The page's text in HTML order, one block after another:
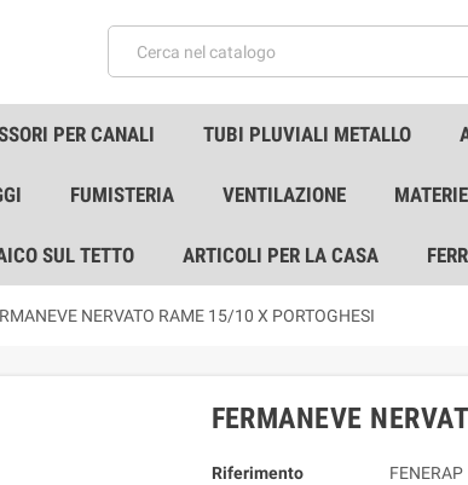
PER CANALI TUBI PLUVIALI METALLO
FUMISTERIA VENTILAZIONE
SUL TETTO ARTICOLI PER LA CASA
NERVATO RAME 15/10 X PORTOGHESI
FERMANEVE
Riferimento
FENERAP